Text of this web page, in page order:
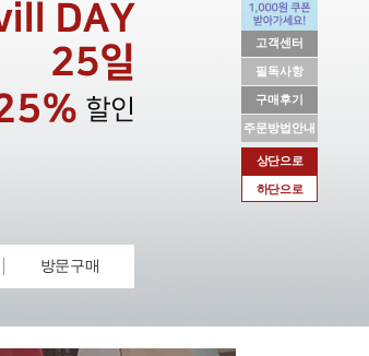
고객센터
필독사항
구매후기
주문방법안내
상단으로
하단으로
방문구매